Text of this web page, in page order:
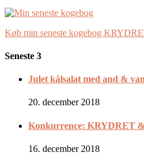
Køb min seneste kogebog
Seneste 3
Julet kålsalat med and &
20. december 2018
Konkurrence: KRYDRET
16. december 2018